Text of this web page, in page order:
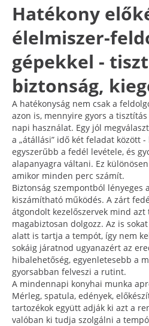
Hatékony
élelmiszer-
gépekkel -
biztonság,
A hatékonyság nem csak a
azon is, mennyire gyors a
napi használat. Egy jól
a „átállási” idő két feladat között
egyszerűbb a fedél levétele, és
alapanyagra váltani. Ez
amikor minden perc számít.
Biztonság szempontból lényeges
kiszámítható működés. A zárt
átgondolt kezelőszervek mind azt
magabiztosan dolgozz. Az is
alatt is tartja a tempót, így nem
sokáig járatnod ugyanazért az
hibalehetőség, egyenletesebb a
gyorsabban felveszi a rutint.
A mindennapi konyhai munka
Mérleg, spatula, edények,
tartozékok együtt adják ki azt a
valóban ki tudja szolgálni a